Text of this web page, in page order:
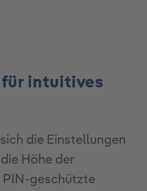
für intuitives
die Einstellungen
Höhe der
PIN-geschützte